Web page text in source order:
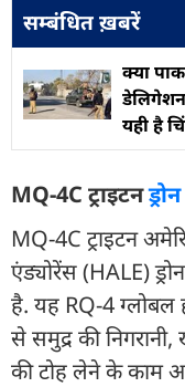
सम्बंधित ख़बरें
क्या
यही है
MQ-4C ट्राइटनड्रोन
MQ-4C ट्राइटन
एंड्योरेंस (HALE)
है. यह RQ-4
से समुद्र की
की टोह लेने के काम